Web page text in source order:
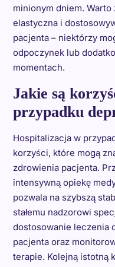
minionym dniem.
elastyczna i
pacjenta – niektórzy
odpoczynek lub
momentach.
Jakie są
przypadku
Hospitalizacja w
korzyści, które mogą
zdrowienia pacjenta.
intensywną opiekę
pozwala na szybszą
stałemu nadzorowi
dostosowanie leczenia
pacjenta oraz
terapie. Kolejną istotną